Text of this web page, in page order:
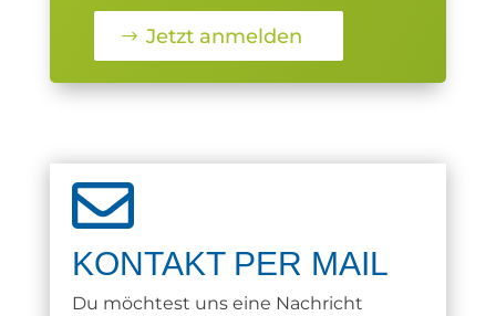
Jetzt anmelden

KONTAKT PER MAIL
Du möchtest uns eine Nachricht